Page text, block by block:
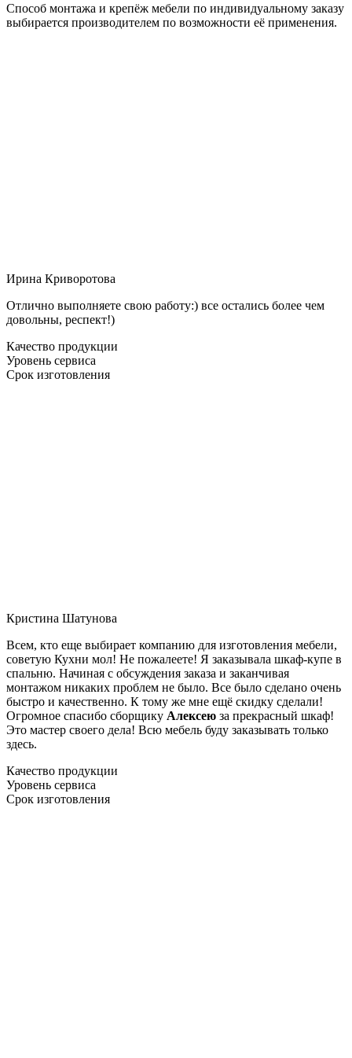
Способ монтажа и крепёж мебели по индивидуальному заказу
выбирается производителем по возможности её применения.
Ирина Криворотова
Отлично выполняете свою работу:) все остались более чем
довольны, респект!)
Качество продукции
Уровень сервиса
Срок изготовления
Кристина Шатунова
Всем, кто еще выбирает компанию для изготовления мебели,
советую Кухни мол! Не пожалеете! Я заказывала шкаф-купе в
спальню. Начиная с обсуждения заказа и заканчивая
монтажом никаких проблем не было. Все было сделано очень
быстро и качественно. К тому же мне ещё скидку сделали!
Огромное спасибо сборщику Алексею за прекрасный шкаф!
Это мастер своего дела! Всю мебель буду заказывать только
здесь.
Качество продукции
Уровень сервиса
Срок изготовления